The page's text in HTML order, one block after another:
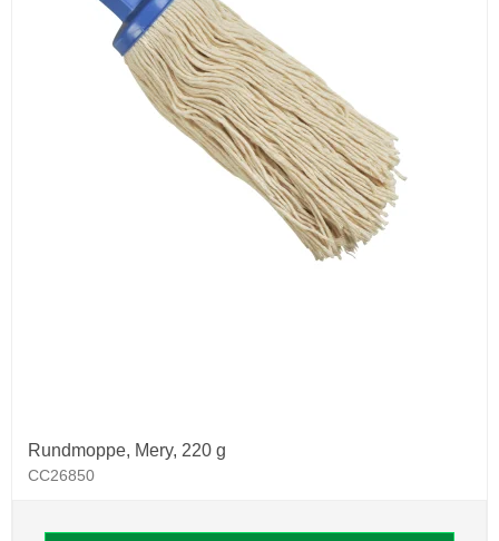
Rundmoppe, Mery, 220 g
CC26850